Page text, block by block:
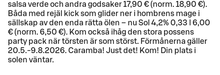
salsa verde och andra godsaker 17,90 € (norm. 18,90 €).
Båda med rejäl kick som glider ner i hombrens mage i
sällskap av den enda rätta ölen – nu Sol 4,2% 0,33 l 6,00
€ (norm. 6,50 €). Kom också ihåg den stora possens
party pack när törsten är som störst. Förmånerna gäller
20.5.-9.8.2026. Caramba! Just det! Kom! Din plats i
solen väntar.